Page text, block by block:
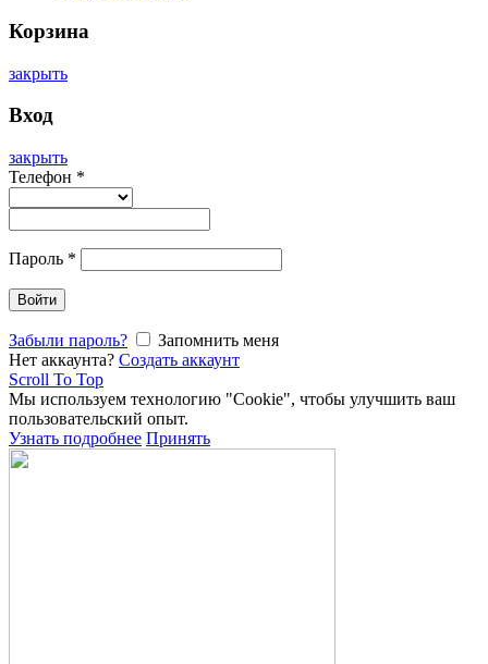
Корзина
закрыть
Вход
закрыть
Телефон *
Пароль *
Войти
Забыли пароль?
Запомнить меня
Нет аккаунта? Создать аккаунт
Scroll To Top
Мы используем технологию "Cookie", чтобы улучшить ваш
пользовательский опыт.
Узнать подробнее Принять